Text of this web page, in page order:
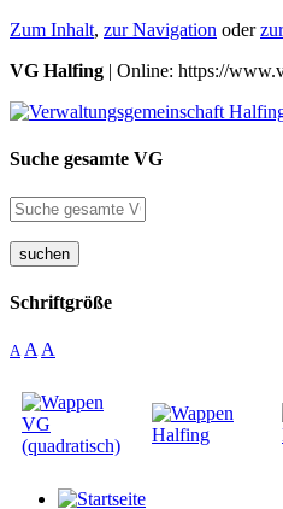
Zum Inhalt, zur Navigation oder
VG Halfing | Online: https://
Suche gesamte VG
suchen
Schriftgröße
A A A